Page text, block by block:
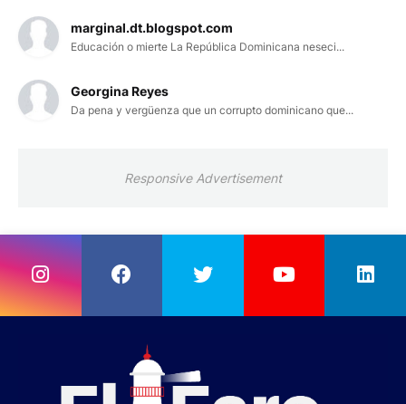
marginal.dt.blogspot.com
Educación o mierte La República Dominicana neseci...
Georgina Reyes
Da pena y vergüenza que un corrupto dominicano que...
Responsive Advertisement